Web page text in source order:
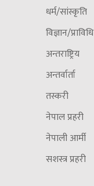
धर्म/सांस्कृति
विज्ञान/प्राविधि
अन्तराष्ट्रिय
अन्तर्वार्ता
तस्करी
नेपाल प्रहरी
नेपाली आर्मी
सशस्त्र प्रहरी